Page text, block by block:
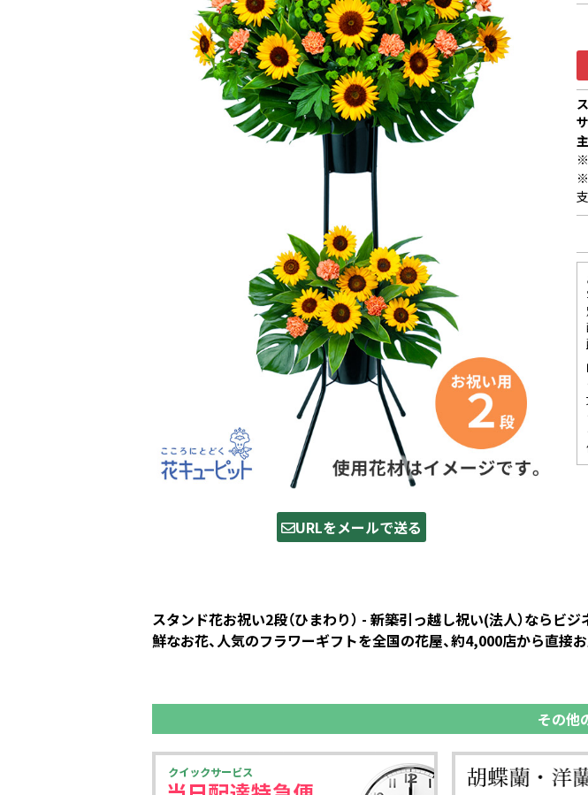
URLをメールで送る
※
※
スタンド花お祝い2段（ひまわり） - 新築引っ越し祝い(法人）なら
鮮なお花、人気のフラワーギフトを全国の花屋、約4,000店から直接お
その他